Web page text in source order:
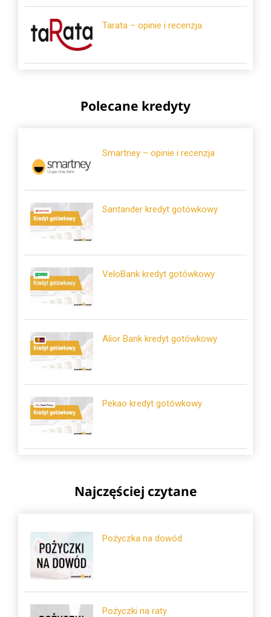
Tarata – opinie i recenzja
Polecane kredyty
Smartney – opinie i recenzja
Santander kredyt gotówkowy
VeloBank kredyt gotówkowy
Alior Bank kredyt gotówkowy
Pekao kredyt gotówkowy
Najczęściej czytane
Pożyczka na dowód
Pożyczki na raty